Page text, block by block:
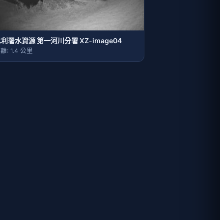
署水資源 第一河川分署 XZ-image04
: 1.4 公里